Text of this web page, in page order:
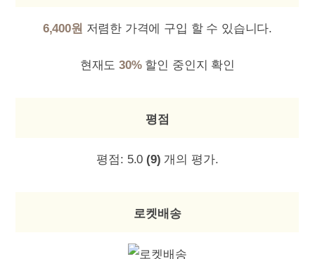
6,400원 저렴한 가격에 구입 할 수 있습니다.
현재도30%할인 중인지 확인
평점
평점: 5.0 (9) 개의 평가.
로켓배송